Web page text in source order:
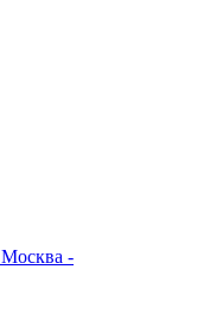
Москва -